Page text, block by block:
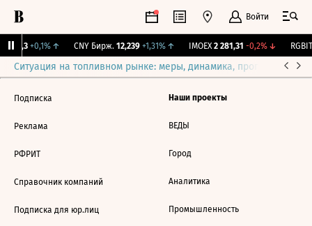
Войти
115,3 +0,1%↑ CNY Бирж. 12,239 +1,31%↑ IMOEX 2 281,31 -0,2%↓
Ситуация на топливном рынке: меры, динамика, прогнозы
Подписка
Реклама
РФРИТ
Справочник компаний
Подписка для юр.лиц
Наши проекты
ВЕДЫ
Город
Аналитика
Промышленность